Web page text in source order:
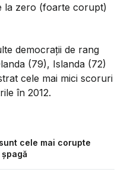
la zero (foarte corupt)
democrații de rang
(79), Islanda (72)
cele mai mici scoruri
în 2012.
cele mai corupte